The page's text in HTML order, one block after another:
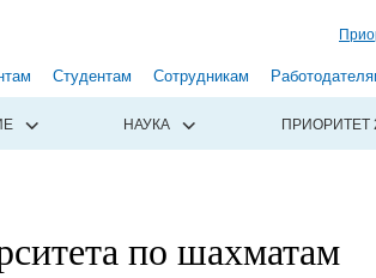
Студентам Сотрудникам
НАУКА ПРИОРИТЕТ
по шахматам